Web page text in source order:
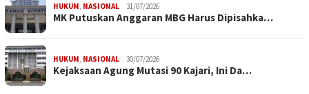
HUKUM NASIONAL 31/07/2026
MK Putuskan Anggaran MBG Harus Dipisahka…
HUKUM NASIONAL 30/07/2026
Kejaksaan Agung Mutasi 90 Kajari, Ini Da…